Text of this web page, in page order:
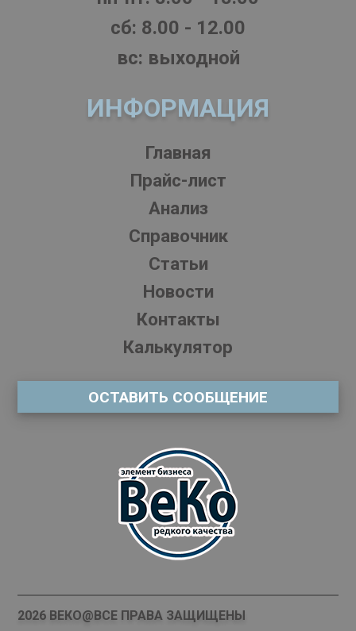
cб: 8.00 - 12.00
вс: выходной
ИНФОРМАЦИЯ
Главная
Прайс-лист
Анализ
Справочник
Статьи
Новости
Контакты
Калькулятор
ОСТАВИТЬ СООБЩЕНИЕ
2026 ВЕКО@ВСЕ ПРАВА ЗАЩИЩЕНЫ